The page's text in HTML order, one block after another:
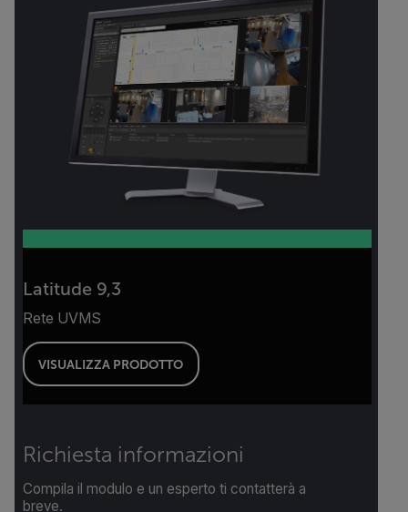
Latitude 9,3
Rete UVMS
VISUALIZZA PRODOTTO
Richiesta informazioni
Compila il modulo e un esperto ti contatterà a
breve.